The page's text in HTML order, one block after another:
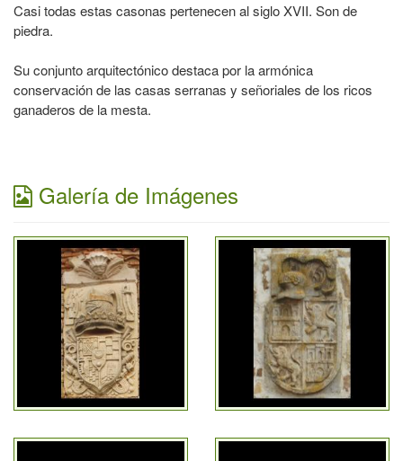
Casi todas estas casonas pertenecen al siglo XVII. Son de
piedra.
Su conjunto arquitectónico destaca por la armónica
conservación de las casas serranas y señoriales de los ricos
ganaderos de la mesta.
Galería de Imágenes